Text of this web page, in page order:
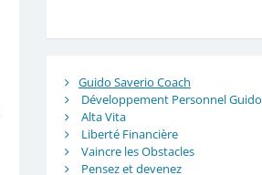
Guido Saverio Coach
Développement Personnel Guido
Alta Vita
Liberté Financière
Vaincre les Obstacles
Pensez et devenez